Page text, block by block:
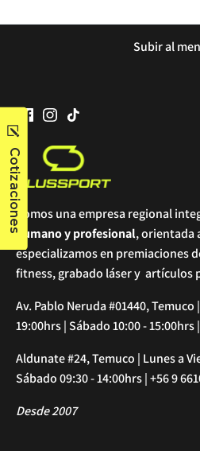
Subir al
Somos una empresa regional
humano y profesional, orientada
especializamos en premiaciones
fitness, grabado láser y artículos
Av. Pablo Neruda #01440, Temuco
19:00hrs | Sábado 10:00 - 15:00hrs
Aldunate #24, Temuco | Lunes a
Sábado 09:30 - 14:00hrs | +56 9
Desde 2007
Cotizaciones